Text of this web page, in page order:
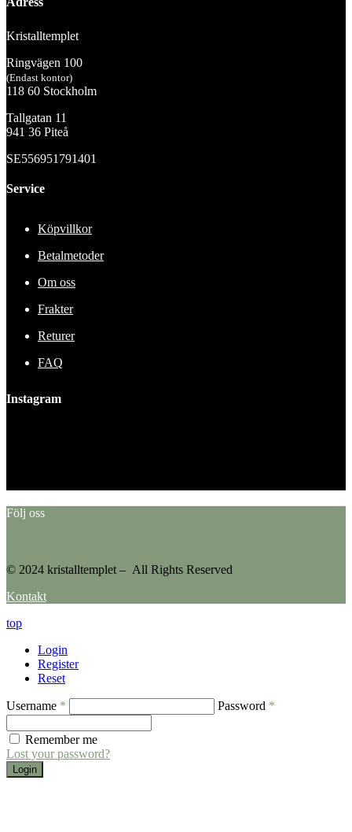
Kristalltemplet
Ringvägen 100
(Endast kontor)
118 60 Stockholm
Tallgatan 11
941 36 Piteå
SE556951791401
Service
Köpvillkor
Betalmetoder
Om oss
Frakter
Returer
FAQ
Instagram
Följ oss
© 2024 kristalltemplet – All Rights Reserved
Kontakt
top
Login
Register
Reset
Username * Password *
Remember me
Lost your password?
Login